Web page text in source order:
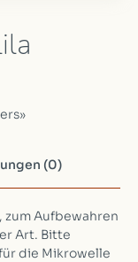
(0)
zum Aufbewahren
Art. Bitte
die Mikrowelle